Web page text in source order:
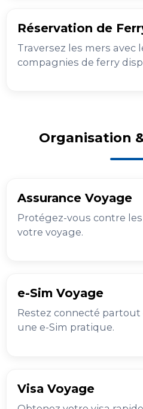
Réservation de
Traversez les mers avec
compagnies de ferry
Organisation
Assurance Voyage
Protégez-vous contre
votre voyage.
e-Sim Voyage
Restez connecté
une e-Sim pratique.
Visa Voyage